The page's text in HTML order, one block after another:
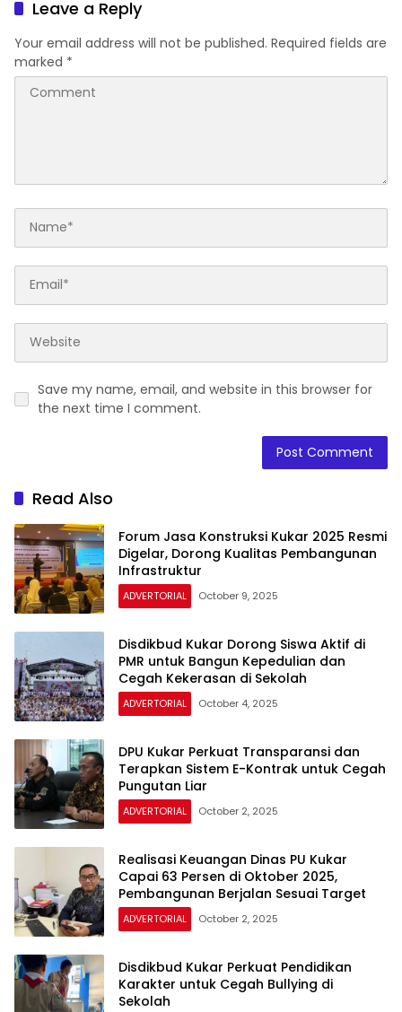
Leave a Reply
Your email address will not be published. Required fields are
marked *
Save my name, email, and website in this browser for
the next time I comment.
Read Also
Forum Jasa Konstruksi Kukar 2025 Resmi
Digelar, Dorong Kualitas Pembangunan
Infrastruktur
ADVERTORIAL October 9, 2025
Disdikbud Kukar Dorong Siswa Aktif di
PMR untuk Bangun Kepedulian dan
Cegah Kekerasan di Sekolah
ADVERTORIAL October 4, 2025
DPU Kukar Perkuat Transparansi dan
Terapkan Sistem E-Kontrak untuk Cegah
Pungutan Liar
ADVERTORIAL October 2, 2025
Realisasi Keuangan Dinas PU Kukar
Capai 63 Persen di Oktober 2025,
Pembangunan Berjalan Sesuai Target
ADVERTORIAL October 2, 2025
Disdikbud Kukar Perkuat Pendidikan
Karakter untuk Cegah Bullying di
Sekolah